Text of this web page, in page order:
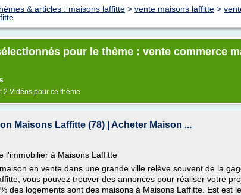
& articles : maisons laffitte > vente maisons laffitte >
pour le thème : vente commerce
2 Vidéos pour ce thème
Maisons Laffitte (78) | Acheter Maison ...
l'immobilier à Maisons Laffitte
en vente dans une grande ville relève souvent de la
vous pouvez trouver des annonces pour réaliser votre
des logements sont des maisons à Maisons Laffitte. Est est